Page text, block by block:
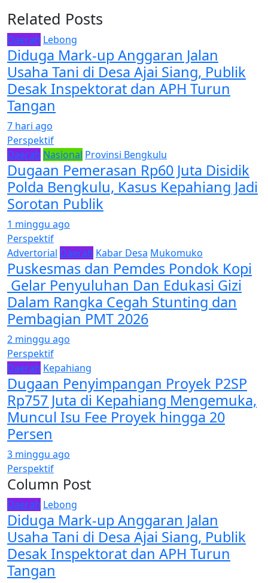
Related Posts
Daerah Lebong
Diduga Mark-up Anggaran Jalan
Usaha Tani di Desa Ajai Siang, Publik
Desak Inspektorat dan APH Turun
Tangan
7 hari ago
Perspektif
Daerah Nasional Provinsi Bengkulu
Dugaan Pemerasan Rp60 Juta Disidik
Polda Bengkulu, Kasus Kepahiang Jadi
Sorotan Publik
1 minggu ago
Perspektif
Advertorial Daerah Kabar Desa Mukomuko
Puskesmas dan Pemdes Pondok Kopi
Gelar Penyuluhan Dan Edukasi Gizi
Dalam Rangka Cegah Stunting dan
Pembagian PMT 2026
2 minggu ago
Perspektif
Daerah Kepahiang
Dugaan Penyimpangan Proyek P2SP
Rp757 Juta di Kepahiang Mengemuka,
Muncul Isu Fee Proyek hingga 20
Persen
3 minggu ago
Perspektif
Column Post
Daerah Lebong
Diduga Mark-up Anggaran Jalan
Usaha Tani di Desa Ajai Siang, Publik
Desak Inspektorat dan APH Turun
Tangan